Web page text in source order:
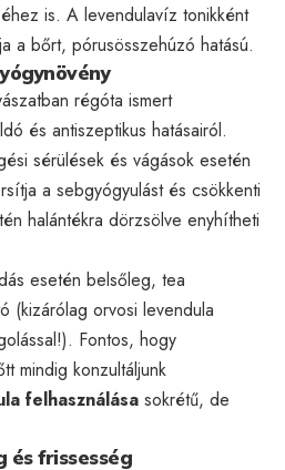
is. A levendulavíz tonikként
a bőrt, pórusösszehúzó hatású.
régóta ismert
és antiszeptikus hatásairól.
sérülések és vágások esetén
a sebgyógyulást és csökkenti
halántékra dörzsölve enyhítheti
esetén belsőleg, tea
(kizárólag orvosi levendula
Fontos, hogy
mindig konzultáljunk
felhasználása sokrétű, de
és frissesség